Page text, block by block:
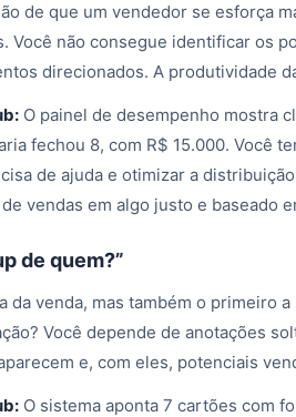
de que um vendedor se esforça
Você não consegue identificar os
direcionados. A produtividade
O painel de desempenho mostra
fechou 8, com R$ 15.000. Você
de ajuda e otimizar a
vendas em algo justo e baseado
de quem?”
da venda, mas também o primeiro
Você depende de anotações
e, com eles, potenciais
O sistema aponta 7 cartões com